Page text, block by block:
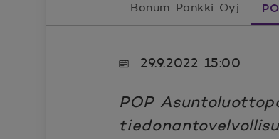
Bonum Pankki Oyj
29.9.2022 15:00
POP